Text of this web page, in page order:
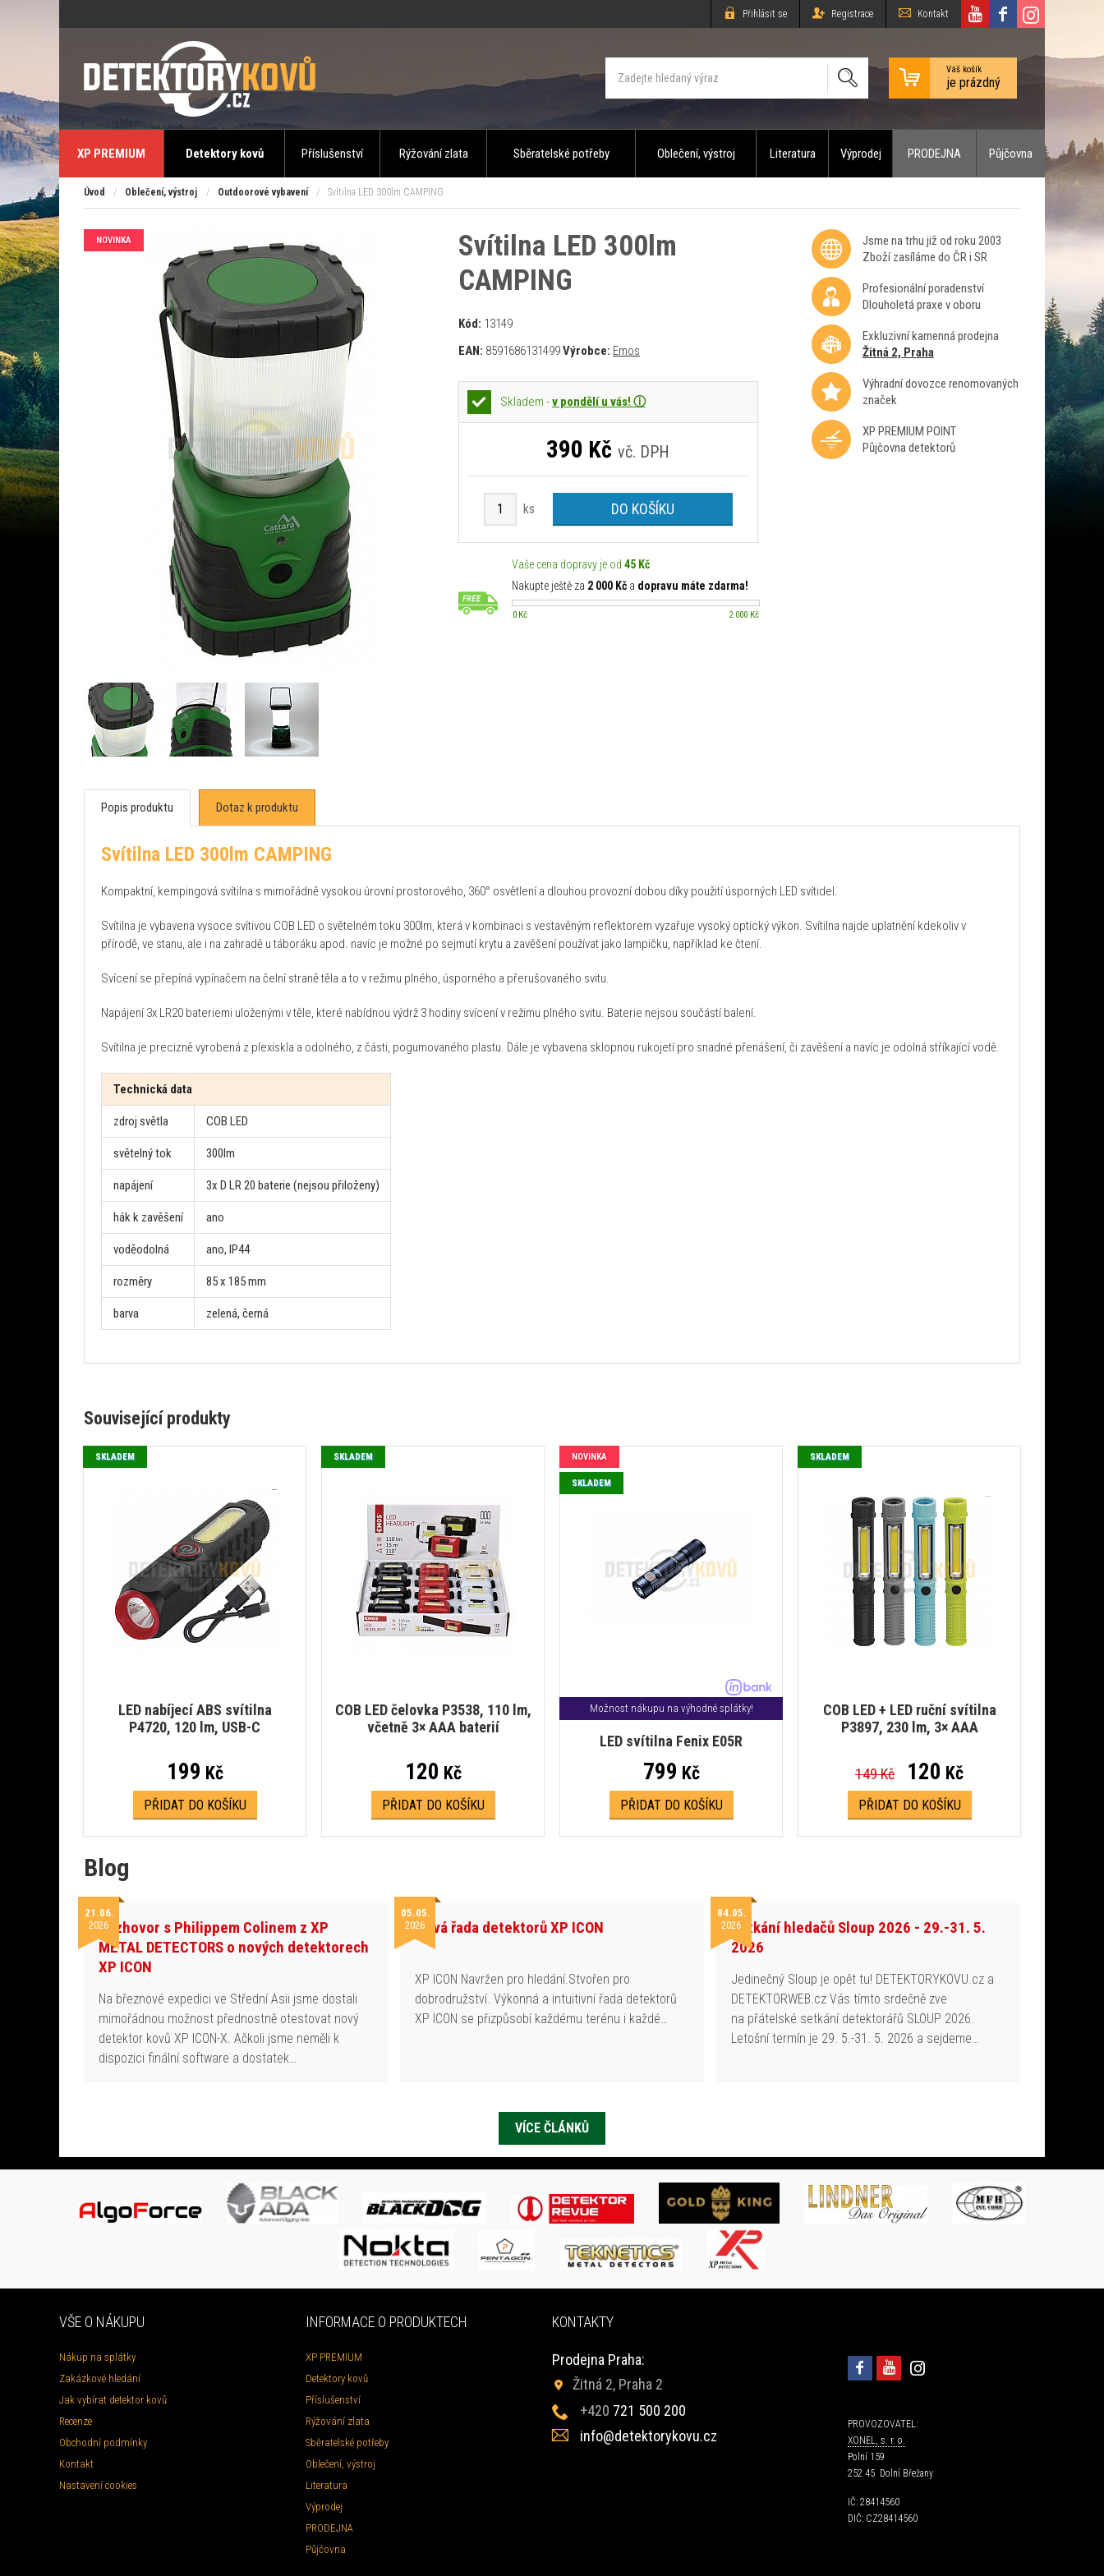
Přihlásit se Registrace Kontakt
Váš košík
je prázdný
XP PREMIUM Detektory kovů Příslušenství Rýžování zlata Sběratelské potřeby Oblečení, výstroj Literatura Výprodej PRODEJNA Půjčovna
Úvod / Oblečení, výstroj / Outdoorové vybavení / Svítilna LED 300lm CAMPING
NOVINKA
Svítilna LED 300lm
CAMPING
Kód: 13149
EAN: 8591686131499Výrobce: Emos
Skladem -v pondělí u vás! ⓘ
390 Kč vč. DPH
ks DO KOŠÍKU
Vaše cena dopravy je od 45 Kč
Nakupte ještě za 2 000 Kča dopravu máte zdarma!
0 Kč 2 000 Kč
Jsme na trhu již od roku 2003
Zboží zasíláme do ČR i SR
Profesionální poradenství
Dlouholetá praxe v oboru
Exkluzivní kamenná prodejna
Žitná 2, Praha
Výhradní dovozce renomovaných
značek
XP PREMIUM POINT
Půjčovna detektorů
Popis produktu Dotaz k produktu
Svítilna LED 300lm CAMPING
Kompaktní, kempingová svítilna s mimořádně vysokou úrovní prostorového, 360° osvětlení a dlouhou provozní dobou díky použití úsporných LED svítidel.
Svítilna je vybavena vysoce svítivou COB LED o světelném toku 300lm, která v kombinaci s vestavěným reflektorem vyzařuje vysoký optický výkon. Svítilna najde uplatnění kdekoliv v
přírodě, ve stanu, ale i na zahradě u táboráku apod. navíc je možné po sejmutí krytu a zavěšení používat jako lampičku, například ke čtení.
Svícení se přepíná vypínačem na čelní straně těla a to v režimu plného, úsporného a přerušovaného svitu.
Napájení 3x LR20 bateriemi uloženými v těle, které nabídnou výdrž 3 hodiny svícení v režimu plného svitu. Baterie nejsou součástí balení.
Svítilna je precizně vyrobená z plexiskla a odolného, z části, pogumovaného plastu. Dále je vybavena sklopnou rukojetí pro snadné přenášení, či zavěšení a navíc je odolná stříkající vodě.
Technická data
zdroj světla COB LED
světelný tok 300lm
napájení 3x D LR 20 baterie (nejsou přiloženy)
hák k zavěšení ano
voděodolná ano, IP44
rozměry 85 x 185 mm
barva zelená, černá
Související produkty
LED nabíjecí ABS svítilna
P4720, 120 lm, USB-C
SKLADEM
199 Kč
PŘIDAT DO KOŠÍKU
COB LED čelovka P3538, 110 lm,
včetně 3× AAA baterií
SKLADEM
120 Kč
PŘIDAT DO KOŠÍKU
Možnost nákupu na výhodné splátky!
LED svítilna Fenix E05R
NOVINKA
SKLADEM
799 Kč
PŘIDAT DO KOŠÍKU
COB LED + LED ruční svítilna
P3897, 230 lm, 3× AAA
SKLADEM
149 Kč 120 Kč
PŘIDAT DO KOŠÍKU
Blog
21.06.
2026Rozhovor s Philippem Colinem z XP
METAL DETECTORS o nových detektorech
XP ICON
Na březnové expedici ve Střední Asii jsme dostali
mimořádnou možnost přednostně otestovat nový
detektor kovů XP ICON-X. Ačkoli jsme neměli k
dispozici finální software a dostatek…
05.05.
2026Nová řada detektorů XP ICON
XP ICON Navržen pro hledání.Stvořen pro
dobrodružství. Výkonná a intuitivní řada detektorů
XP ICON se přizpůsobí každému terénu i každé…
04.05.
2026Setkání hledačů Sloup 2026 - 29.-31. 5.
2026
Jedinečný Sloup je opět tu! DETEKTORYKOVU.cz a
DETEKTORWEB.cz Vás tímto srdečně zve
na přátelské setkání detektorářů SLOUP 2026.
Letošní termín je 29. 5.-31. 5. 2026 a sejdeme…
VÍCE ČLÁNKŮ
KONTAKTY
PROVOZOVATEL:
XONEL, s. r. o.
Polní 159
252 45 Dolní Břežany
IČ: 28414560
DIČ: CZ28414560
Prodejna Praha:
Žitná 2, Praha 2
+420 721 500 200
info@detektorykovu.cz
VŠE O NÁKUPU
Nákup na splátky
Zakázkové hledání
Jak vybírat detektor kovů
Recenze
Obchodní podmínky
Kontakt
Nastavení cookies
INFORMACE O PRODUKTECH
XP PREMIUM
Detektory kovů
Příslušenství
Rýžování zlata
Sběratelské potřeby
Oblečení, výstroj
Literatura
Výprodej
PRODEJNA
Půjčovna